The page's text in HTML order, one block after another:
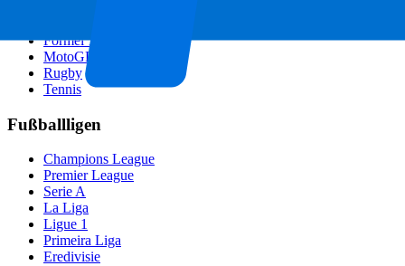
Formel 1
MotoGP
Rugby
Tennis
Fußballligen
Champions League
Premier League
Serie A
La Liga
Ligue 1
Primeira Liga
Eredivisie